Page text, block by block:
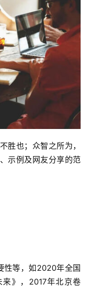
胜也；众智之所为，
示例及网友分享的范
性等，如2020年全国
》，2017年北京卷